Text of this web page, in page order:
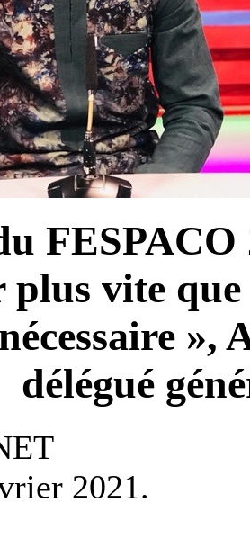
plus vite
»,
délégué
2021.